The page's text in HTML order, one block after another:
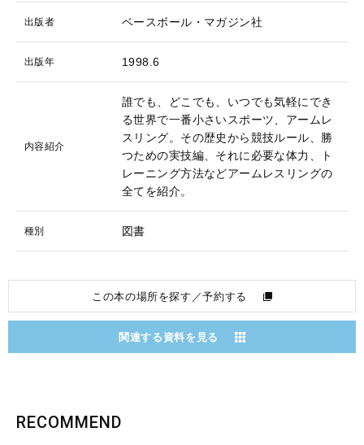
出版者 ベースボール・マガジン社
出版年 1998.6
内容紹介
誰でも、どこでも、いつでも気軽にでき
る世界で一番小さいスポーツ、アームレ
スリング。その歴史から競技ルール、勝
つための実技編、それに必要な体力、ト
レーニング方法などアームレスリングの
全てを紹介。
種別 図書
この本の場所を探す／予約する
関連する資料を見る
RECOMMEND